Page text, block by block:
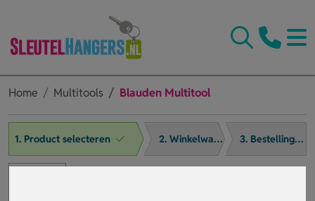
Home Multitools Blauden Multitool
1. Product selecteren 2. Winkelwagen 3. Bestelling afronden